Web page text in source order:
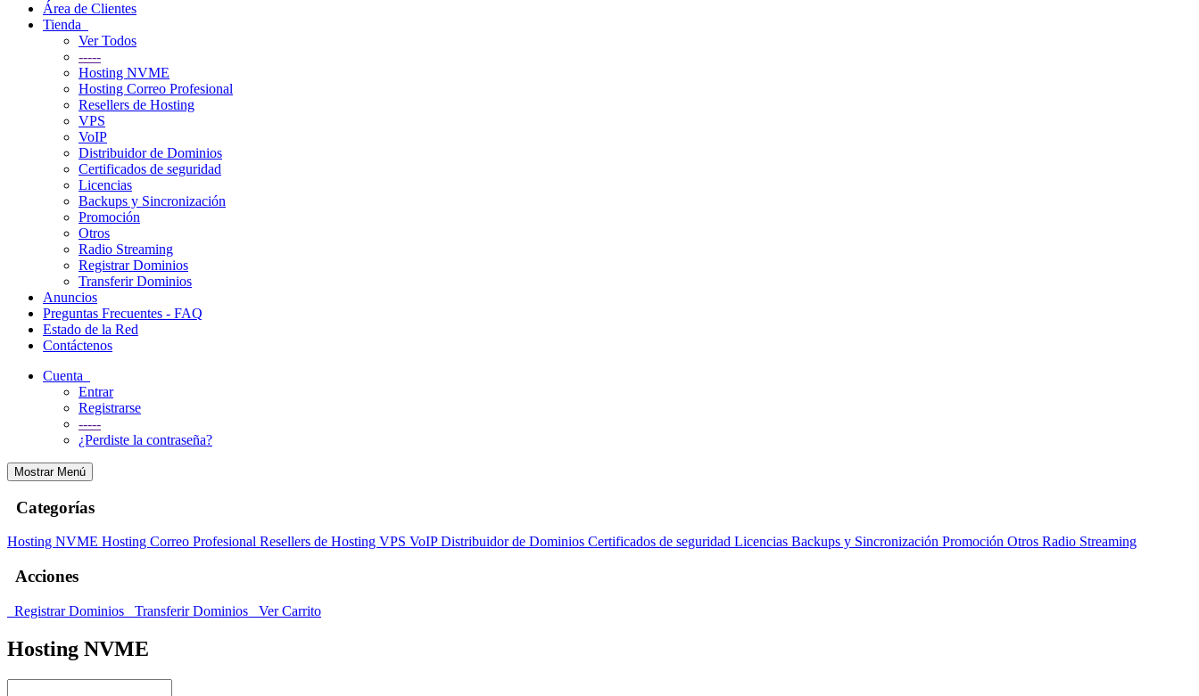
Área de Clientes
Tienda
Ver Todos
-----
Hosting NVME
Hosting Correo Profesional
Resellers de Hosting
VPS
VoIP
Distribuidor de Dominios
Certificados de seguridad
Licencias
Backups y Sincronización
Promoción
Otros
Radio Streaming
Registrar Dominios
Transferir Dominios
Anuncios
Preguntas Frecuentes - FAQ
Estado de la Red
Contáctenos
Cuenta
Entrar
Registrarse
-----
¿Perdiste la contraseña?
Mostrar Menú
Categorías
Hosting NVME Hosting Correo Profesional Resellers de Hosting VPS VoIPDistribuidor de Dominios Certificados de seguridad Licencias Backups y Sincronización Promoción Otros Radio Streaming
Acciones
Registrar Dominios Transferir Dominios Ver Carrito
Hosting NVME